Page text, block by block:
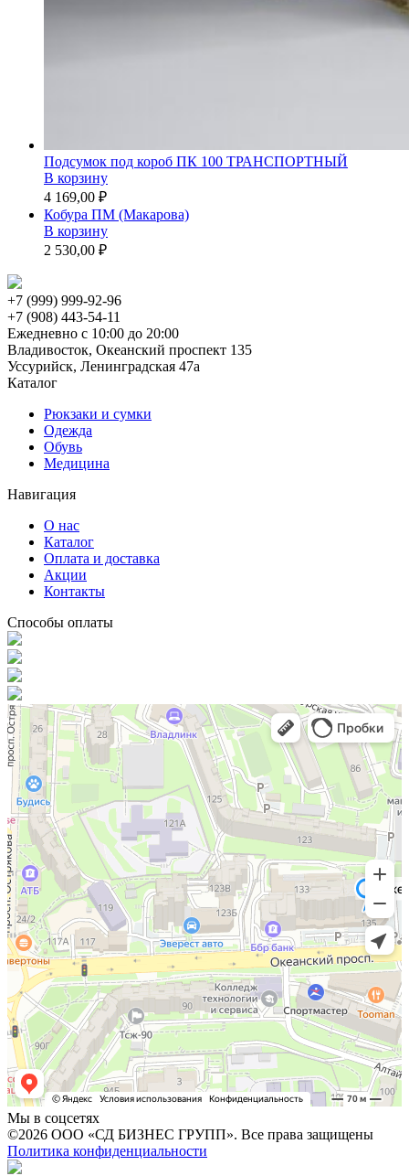
Подсумок под короб ПК 100 ТРАНСПОРТНЫЙ
В корзину
4 169,00 ₽
Кобура ПМ (Макарова)
В корзину
2 530,00 ₽
+7 (999) 999-92-96
+7 (908) 443-54-11
Ежедневно с 10:00 до 20:00
Владивосток, Океанский проспект 135
Уссурийск, Ленинградская 47а
Каталог
Рюкзаки и сумки
Одежда
Обувь
Медицина
Навигация
О нас
Каталог
Оплата и доставка
Акции
Контакты
Способы оплаты
Мы в соцсетях
©2026 ООО «СД БИЗНЕС ГРУПП». Все права защищены
Политика конфиденциальности